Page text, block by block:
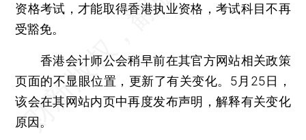
资格考试，才能取得香港执业资格，考试科目不再
受豁免。
香港会计师公会稍早前在其官方网站相关政策
页面的不显眼位置，更新了有关变化。5月25日，
该会在其网站内页中再度发布声明，解释有关变化
原因。